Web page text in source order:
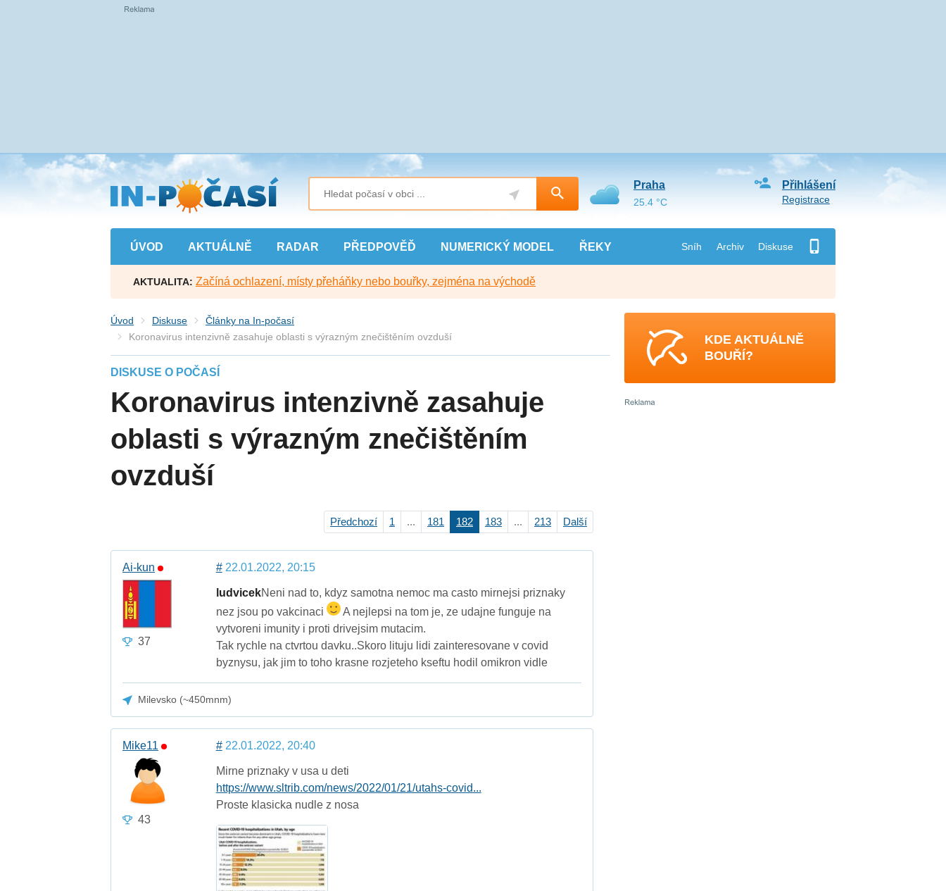
Přejít
na
hlavní
obsah
ÚVOD AKTUÁLNĚ RADAR PŘEDPOVĚĎ NUMERICKÝ MODEL ŘEKY Sníh Archiv Diskuse
Přihlášení
Registrace
Praha
25.4 °C
AKTUALITA: Začíná ochlazení, místy přeháňky nebo bouřky, zejména na východě
Úvod Diskuse
Články na In-počasí
Koronavirus intenzivně zasahuje oblasti s výrazným znečištěním ovzduší
DISKUSE O POČASÍ
Koronavirus intenzivně zasahuje
oblasti s výrazným znečištěním
ovzduší
Předchozí 1 ... 181 182 183 ... 213 Další
Ai-kun
37
#22.01.2022, 20:15
ludvicekNeni nad to, kdyz samotna nemoc ma casto mirnejsi priznaky
nez jsou po vakcinaci
A nejlepsi na tom je, ze udajne funguje na
vytvoreni imunity i proti drivejsim mutacim.
Tak rychle na ctvrtou davku..Skoro lituju lidi zainteresovane v covid
byznysu, jak jim to toho krasne rozjeteho kseftu hodil omikron vidle
Milevsko (~450mnm)
Mike11
43
#22.01.2022, 20:40
Mirne priznaky v usa u deti
https://www.sltrib.com/news/2022/01/21/utahs-covid...
Proste klasicka nudle z nosa
KDE AKTUÁLNĚ
BOUŘÍ?